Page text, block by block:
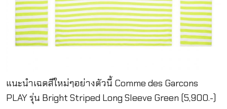
แนะนำเฉดสีใหม่ๆอย่างตัวนี้ Comme des Garcons
PLAY รุ่น Bright Striped Long Sleeve Green (5,900.-)